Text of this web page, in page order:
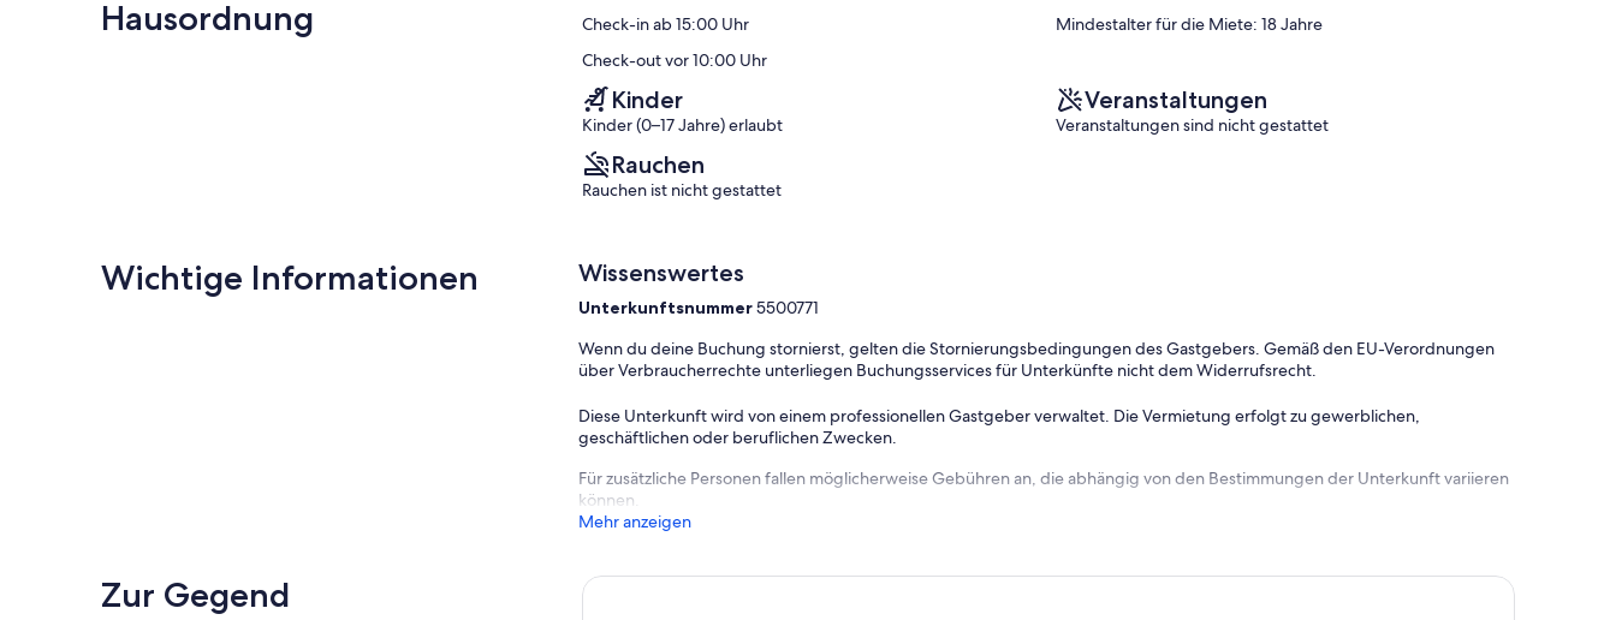
Bewertungen)
Hausordnung Check-in ab 15:00 Uhr
Mindestalter für die Miete: 18 Jahre
Check-out vor 10:00 Uhr
Kinder
Kinder (0–17 Jahre) erlaubt
Veranstaltungen
Veranstaltungen sind nicht gestattet
Rauchen
Rauchen ist nicht gestattet
Wichtige Informationen Wissenswertes
Unterkunftsnummer5500771
Wenn du deine Buchung stornierst, gelten die Stornierungsbedingungen des Gastgebers. Gemäß den EU-Verordnungen
über Verbraucherrechte unterliegen Buchungsservices für Unterkünfte nicht dem Widerrufsrecht.
Diese Unterkunft wird von einem professionellen Gastgeber verwaltet. Die Vermietung erfolgt zu gewerblichen,
geschäftlichen oder beruflichen Zwecken.
Für zusätzliche Personen fallen möglicherweise Gebühren an, die abhängig von den Bestimmungen der Unterkunft variieren
können.
Mehr anzeigen
Zur Gegend